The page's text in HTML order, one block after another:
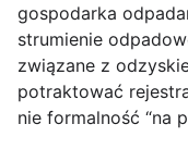
gospodarka
strumienie
związane z
potraktować
nie formalność “na